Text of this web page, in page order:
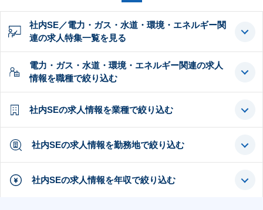
社内SE／電力・ガス・水道・環境・エネルギー関
連の求人特集一覧を見る
電力・ガス・水道・環境・エネルギー関連の求人
情報を職種で絞り込む
社内SEの求人情報を業種で絞り込む
社内SEの求人情報を勤務地で絞り込む
社内SEの求人情報を年収で絞り込む